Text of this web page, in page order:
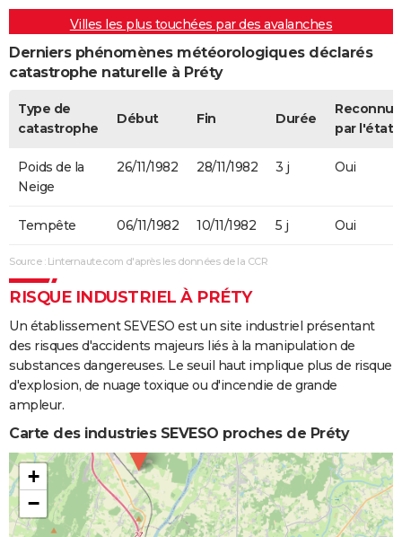
Villes les plus touchées par des avalanches
Derniers phénomènes météorologiques déclarés
catastrophe naturelle à Préty
Type de
catastrophe
Début Fin Durée
Reconnue
par l'état
Poids de la
Neige
26/11/1982 28/11/1982 3 j Oui
Tempête 06/11/1982 10/11/1982 5 j Oui
Source : Linternaute.com d'après les données de la CCR
RISQUE INDUSTRIEL À PRÉTY
Un établissement SEVESO est un site industriel présentant
des risques d'accidents majeurs liés à la manipulation de
substances dangereuses. Le seuil haut implique plus de risque
d'explosion, de nuage toxique ou d'incendie de grande
ampleur.
Carte des industries SEVESO proches de Préty
+
−